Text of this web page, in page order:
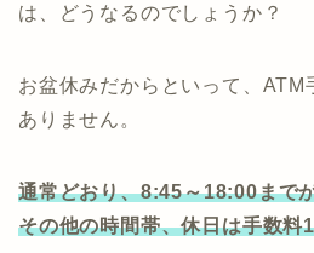
は、どうなるのでしょうか？
お盆休みだからといって、ATM
ありません。
通常どおり、8:45～18:00まで
その他の時間帯、休日は手数料